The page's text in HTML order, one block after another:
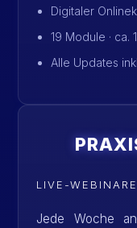
Digitaler
19 Module · ca.
Alle Updates
LIVE-WEBINARE
Jede Woche